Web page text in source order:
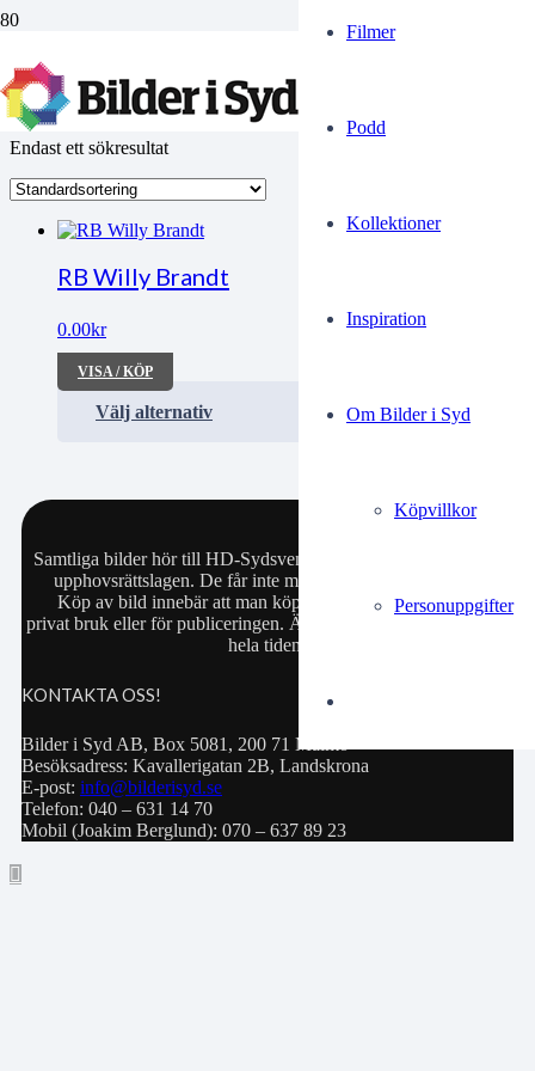
Filmer
Podd
Kollektioner
Inspiration
Om Bilder i Syd
Köpvillkor
Personuppgifter
Politikerporträtt
Endast ett sökresultat
RB Willy Brandt
0.00kr
VISA / KÖP
Välj alternativ
FÖRSÄLJNINGSVILLKOR
Samtliga bilder hör till HD-Sydsvenskan och är skyddade enligt
upphovsrättslagen. De får inte manipuleras eller säljas vidare.
Köp av bild innebär att man köper rätten att använda bilden i
privat bruk eller för publiceringen. Äganderätten till bilden ligger
hela tiden kvar hos HD-Sydsvenskan.
KONTAKTA OSS!
Bilder i Syd AB, Box 5081, 200 71 Malmö
Besöksadress: Kavallerigatan 2B, Landskrona
E-post: info@bilderisyd.se
Telefon: 040 – 631 14 70
Mobil (Joakim Berglund): 070 – 637 89 23